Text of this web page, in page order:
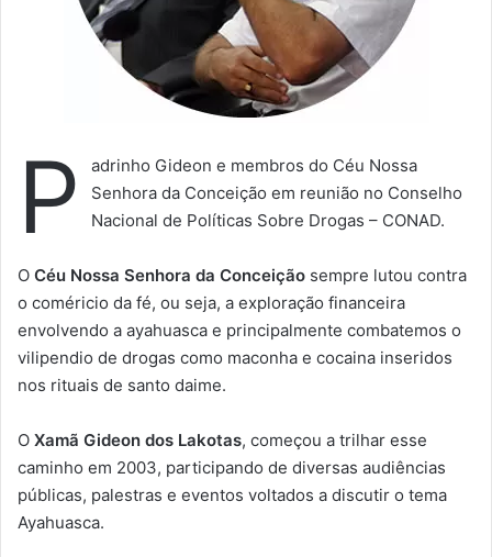
P
adrinho Gideon e membros do Céu Nossa
Senhora da Conceição em reunião no Conselho
Nacional de Políticas Sobre Drogas – CONAD.
O Céu Nossa Senhora da Conceição sempre lutou contra
o coméricio da fé, ou seja, a exploração financeira
envolvendo a ayahuasca e principalmente combatemos o
vilipendio de drogas como maconha e cocaina inseridos
nos rituais de santo daime.
O Xamã Gideon dos Lakotas, começou a trilhar esse
caminho em 2003, participando de diversas audiências
públicas, palestras e eventos voltados a discutir o tema
Ayahuasca.